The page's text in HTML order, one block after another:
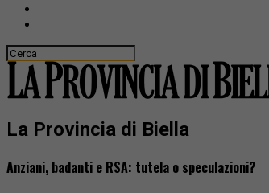
La Provincia di Biella
Anziani, badanti e RSA: tutela o speculazioni?